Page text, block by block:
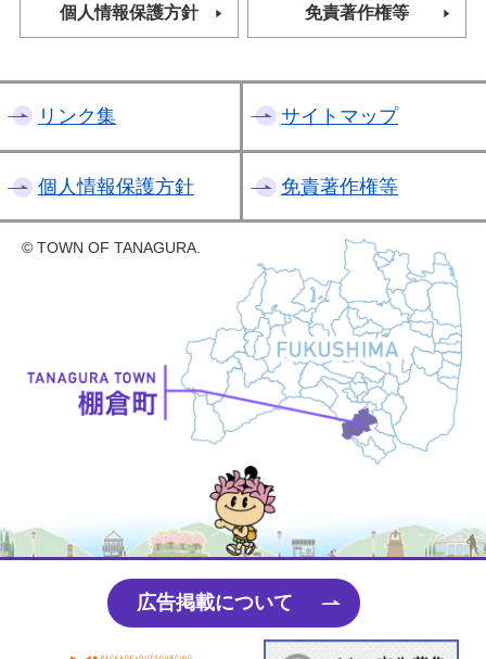
個人情報保護方針 免責著作権等
リンク集 サイトマップ
個人情報保護方針 免責著作権等
© TOWN OF TANAGURA.
広告掲載について